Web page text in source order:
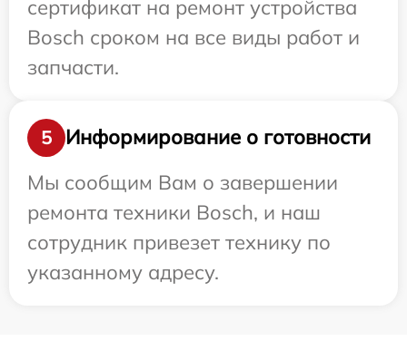
сертификат на ремонт устройства
Bosch сроком на все виды работ и
запчасти.
5
Информирование о готовности
Мы сообщим Вам о завершении
ремонта техники Bosch, и наш
сотрудник привезет технику по
указанному адресу.